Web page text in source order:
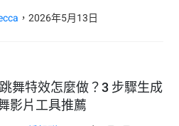
，2026年5月 13 日
舞特效怎麼做？3 步驟生成
影片工具推薦